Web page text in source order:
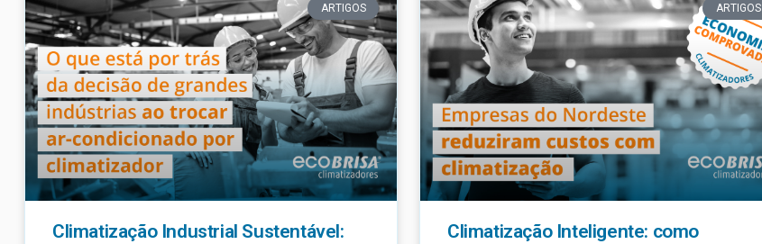
ARTIGOS
Climatização Industrial Sustentável:
ARTIGOS
Climatização Inteligente: como